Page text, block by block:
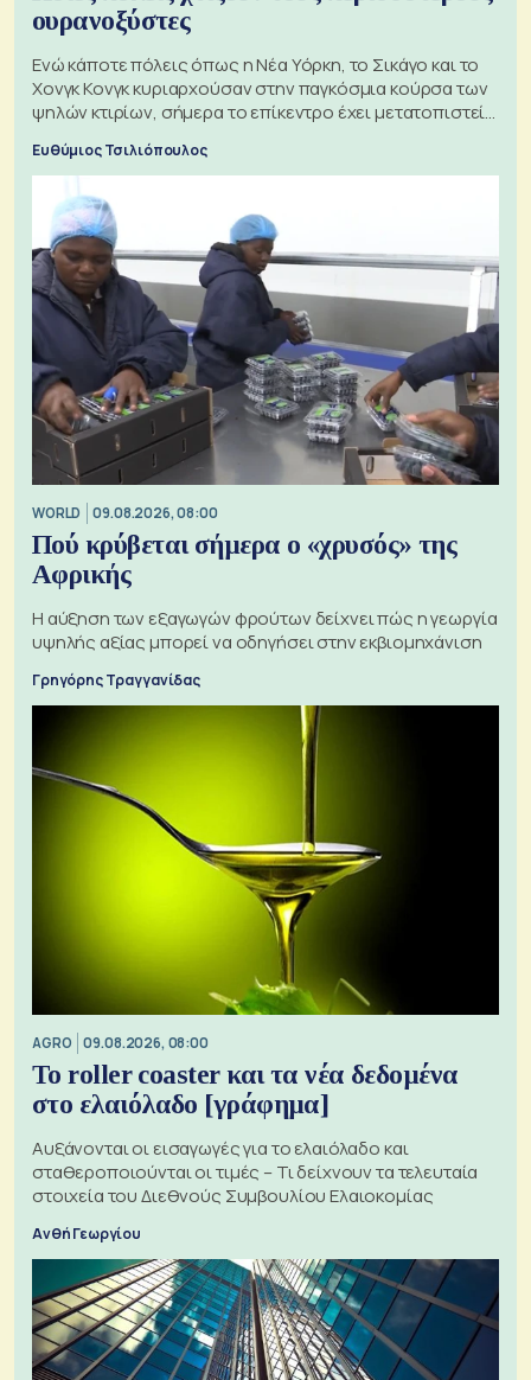
ουρανοξύστες
Ενώ κάποτε πόλεις όπως η Νέα Υόρκη, το Σικάγο και το
Χονγκ Κονγκ κυριαρχούσαν στην παγκόσμια κούρσα των
ψηλών κτιρίων, σήμερα το επίκεντρο έχει μετατοπιστεί
Ευθύμιος Τσιλιόπουλος
WORLD 09.08.2026, 08:00
Πού κρύβεται σήμερα ο «χρυσός» της
Αφρικής
Η αύξηση των εξαγωγών φρούτων δείχνει πώς η γεωργία
υψηλής αξίας μπορεί να οδηγήσει στην εκβιομηχάνιση
Γρηγόρης Τραγγανίδας
AGRO 09.08.2026, 08:00
Το roller coaster και τα νέα δεδομένα
στο ελαιόλαδο [γράφημα]
Αυξάνονται οι εισαγωγές για το ελαιόλαδο και
σταθεροποιούνται οι τιμές – Τι δείχνουν τα τελευταία
στοιχεία του Διεθνούς Συμβουλίου Ελαιοκομίας
Ανθή Γεωργίου